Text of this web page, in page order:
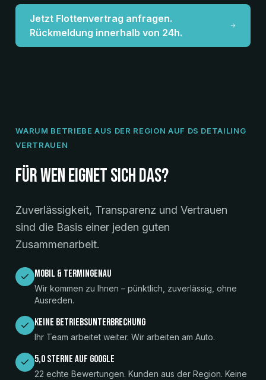
Jetzt Flottenvertrag anfragen.
Rückmeldung innerhalb von 24h.
WARUM BETRIEBE AUS DER REGION AUF DS DETAILING
VERTRAUEN
Für wen eignet sich das?
Zuverlässigkeit, Transparenz und Vertrauen
sind die Basis einer jeden guten
Zusammenarbeit.
Mobil & termingenau
Wir kommen zu Ihnen – pünktlich, zuverlässig, ohne
Ausreden.
Keine Betriebsunterbrechung
Ihr Team arbeitet weiter. Wir arbeiten am Auto.
5,0 Sterne auf Google
22 echte Bewertungen. Kunden aus der Region. Keine